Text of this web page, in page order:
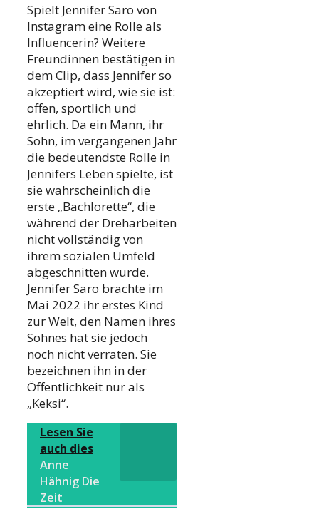
Spielt Jennifer Saro von
Instagram eine Rolle als
Influencerin? Weitere
Freundinnen bestätigen in
dem Clip, dass Jennifer so
akzeptiert wird, wie sie ist:
offen, sportlich und
ehrlich. Da ein Mann, ihr
Sohn, im vergangenen Jahr
die bedeutendste Rolle in
Jennifers Leben spielte, ist
sie wahrscheinlich die
erste „Bachlorette“, die
während der Dreharbeiten
nicht vollständig von
ihrem sozialen Umfeld
abgeschnitten wurde.
Jennifer Saro brachte im
Mai 2022 ihr erstes Kind
zur Welt, den Namen ihres
Sohnes hat sie jedoch
noch nicht verraten. Sie
bezeichnen ihn in der
Öffentlichkeit nur als
„Keksi“.
Lesen Sie
auch dies
Anne
Hähnig Die
Zeit